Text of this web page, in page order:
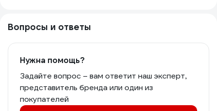
Вопросы и ответы
Нужна помощь?
Задайте вопрос – вам ответит наш эксперт,
представитель бренда или один из
покупателей